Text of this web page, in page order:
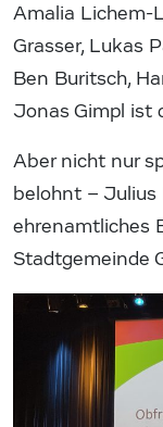
Amalia Lichem-
Grasser, Lukas
Ben Buritsch,
Jonas Gimpl ist
Aber nicht nur
belohnt – Julius
ehrenamtliches
Stadtgemeinde